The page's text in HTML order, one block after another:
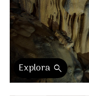
Explora search